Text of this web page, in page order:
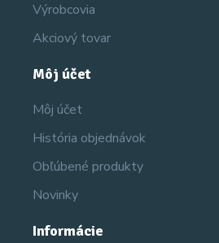
Výrobcovia
Akciový tovar
Môj účet
Môj účet
História objednávok
Obľúbené produkty
Novinky
Informácie